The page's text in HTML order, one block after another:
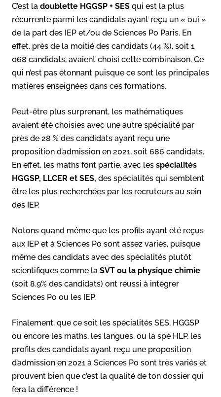
C’est la doublette HGGSP + SES qui est la plus
récurrente parmi les candidats ayant reçu un « oui »
de la part des IEP et/ou de Sciences Po Paris. En
effet, près de la moitié des candidats (44 %), soit 1
068 candidats, avaient choisi cette combinaison. Ce
qui n’est pas étonnant puisque ce sont les principales
matières enseignées dans ces formations.
Peut-être plus surprenant, les mathématiques
avaient été choisies avec une autre spécialité par
près de 28 % des candidats ayant reçu une
proposition d’admission en 2021, soit 686 candidats.
En effet, les maths font partie, avec les spécialités
HGGSP, LLCER et SES, des spécialités qui semblent
être les plus recherchées par les recruteurs au sein
des IEP.
Notons quand même que les profils ayant été reçus
aux IEP et à Sciences Po sont assez variés, puisque
même des candidats avec des spécialités plutôt
scientifiques comme la SVT ou la physique chimie
(soit 8,9% des candidats) ont réussi à intégrer
Sciences Po ou les IEP.
Finalement, que ce soit les spécialités SES, HGGSP
ou encore les maths, les langues, ou la spé HLP, les
profils des candidats ayant reçu une proposition
d’admission en 2021 à Sciences Po sont très variés et
prouvent bien que c’est la qualité de ton dossier qui
fera la différence !